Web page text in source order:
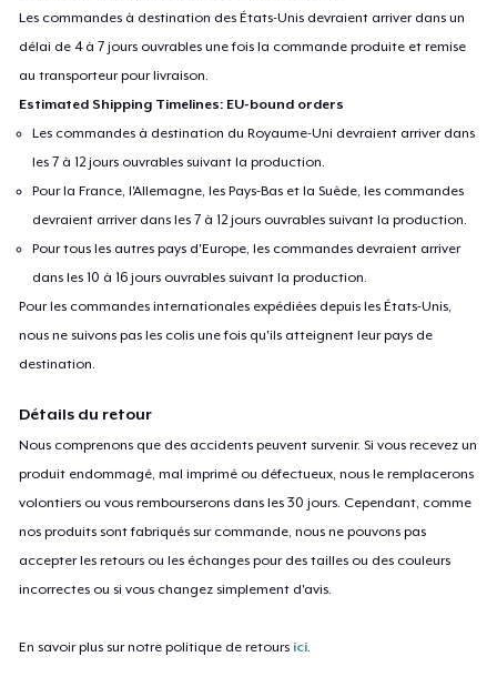
Les commandes à destination des États-Unis devraient arriver dans un
délai de 4 à 7 jours ouvrables une fois la commande produite et remise
au transporteur pour livraison.
Estimated Shipping Timelines: EU-bound orders
Les commandes à destination du Royaume-Uni devraient arriver dans
les 7 à 12 jours ouvrables suivant la production.
Pour la France, l'Allemagne, les Pays-Bas et la Suède, les commandes
devraient arriver dans les 7 à 12 jours ouvrables suivant la production.
Pour tous les autres pays d'Europe, les commandes devraient arriver
dans les 10 à 16 jours ouvrables suivant la production.
Pour les commandes internationales expédiées depuis les États-Unis,
nous ne suivons pas les colis une fois qu'ils atteignent leur pays de
destination.
Détails du retour
Nous comprenons que des accidents peuvent survenir. Si vous recevez un
produit endommagé, mal imprimé ou défectueux, nous le remplacerons
volontiers ou vous rembourserons dans les 30 jours. Cependant, comme
nos produits sont fabriqués sur commande, nous ne pouvons pas
accepter les retours ou les échanges pour des tailles ou des couleurs
incorrectes ou si vous changez simplement d'avis.
En savoir plus sur notre politique de retours ici.